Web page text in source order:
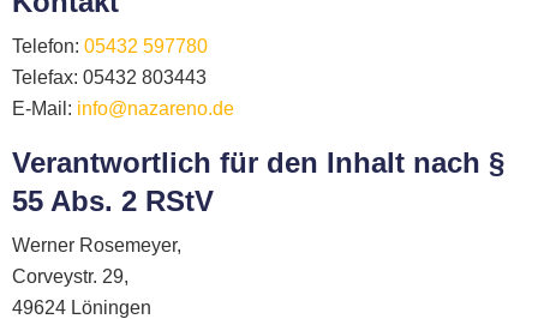
Telefon: 05432 597780
Telefax: 05432 803443
E-Mail: info@nazareno.de
Verantwortlich für den Inhalt nach §
55 Abs. 2 RStV
Werner Rosemeyer,
Corveystr. 29,
49624 Löningen